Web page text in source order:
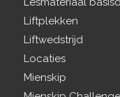
Liftplekken
Liftwedstrijd
Locaties
Mienskip